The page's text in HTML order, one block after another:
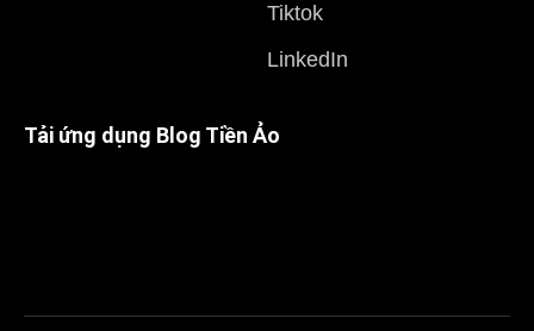
Tiktok
LinkedIn
Tải ứng dụng Blog Tiền Ảo